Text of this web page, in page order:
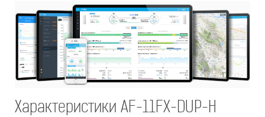
Характеристики AF-11FX-DUP-H